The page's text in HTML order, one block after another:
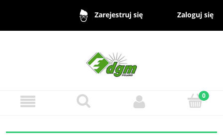
Zarejestruj się Zaloguj się